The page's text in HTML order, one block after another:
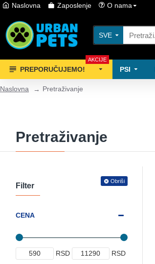
Naslovna Zaposlenje O nama
SVE
PREPORUČUJEMO!
AKCIJE
PSI
Naslovna Pretraživanje
Pretraživanje
Filter
Obriši
CENA
RSD RSD